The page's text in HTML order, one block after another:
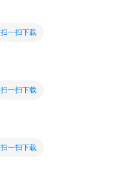
扫一扫下载
扫一扫下载
扫一扫下载